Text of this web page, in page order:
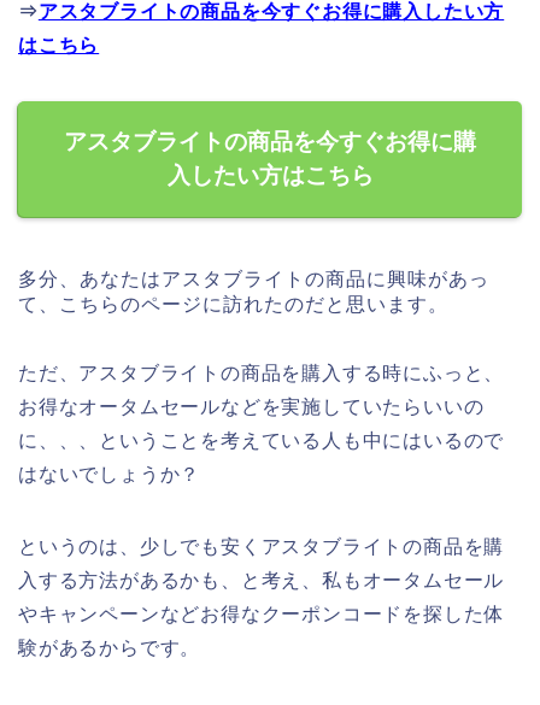
⇒アスタブライトの商品を今すぐお得に購入したい方
はこちら
アスタブライトの商品を今すぐお得に購
入したい方はこちら
多分、あなたはアスタブライトの商品に興味があっ
て、こちらのページに訪れたのだと思います。
ただ、アスタブライトの商品を購入する時にふっと、
お得なオータムセールなどを実施していたらいいの
に、、、ということを考えている人も中にはいるので
はないでしょうか？
というのは、少しでも安くアスタブライトの商品を購
入する方法があるかも、と考え、私もオータムセール
やキャンペーンなどお得なクーポンコードを探した体
験があるからです。